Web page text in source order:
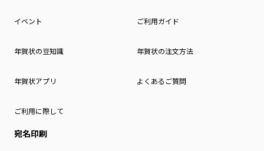
イベント ご利用ガイド
年賀状の豆知識 年賀状の注文方法
年賀状アプリ よくあるご質問
ご利用に際して
宛名印刷